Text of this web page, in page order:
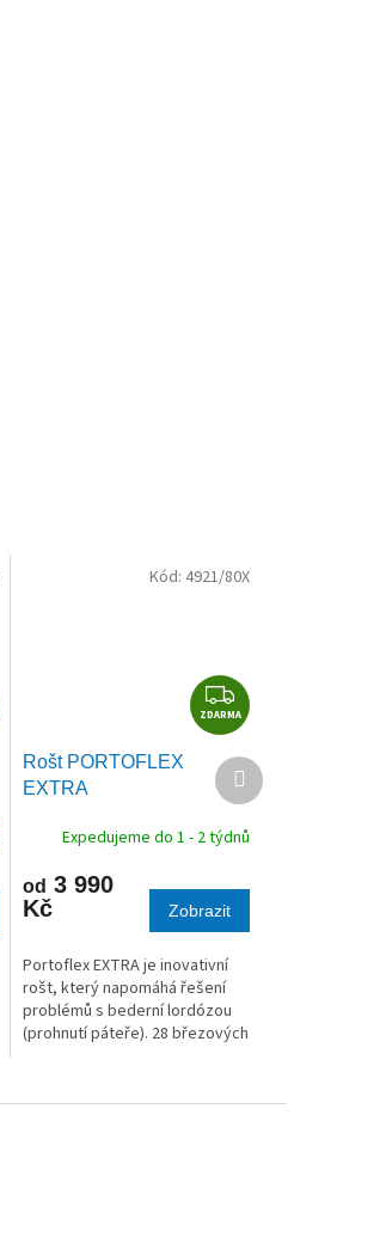
Z
D
A
R
M
A
ZDARMA
Rošt PORTOFLEX
EXTRA
Expedujeme do 1 - 2 týdnů
od 3 990
Kč
Zobrazit
Portoflex EXTRA je inovativní
rošt, který napomáhá řešení
problémů s bederní lordózou
(prohnutí páteře). 28 březových
Kód: 4921/80X
Další
produkt